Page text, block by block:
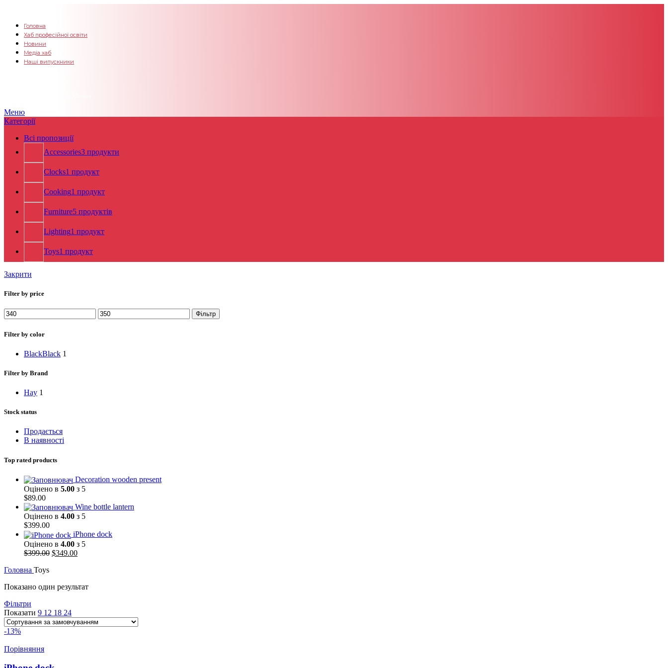
Головна
Хаб професійної освіти
Новини
Медіа хаб
Наші випускники
Меню
Категорії
Всі пропозиції
Accessories3 продукти
Clocks1 продукт
Cooking1 продукт
Furniture5 продуктів
Lighting1 продукт
Toys1 продукт
Закрити
Filter by price
Мінімальна
ціна
Найбільша
ціна
Фільтр
Filter by color
BlackBlack 1
Filter by Brand
Hay 1
Stock status
Продається
В наявності
Top rated products
Decoration wooden present
Оцінено в 5.00 з 5
$89.00
Wine bottle lantern
Оцінено в 4.00 з 5
$399.00
iPhone dock
Оцінено в 4.00 з 5
$399.00 Оригінальна
$349.00Поточна
Головна Toys
Показано один результат
Фільтри
Показати 9 12 18 24
-13%
Порівняння